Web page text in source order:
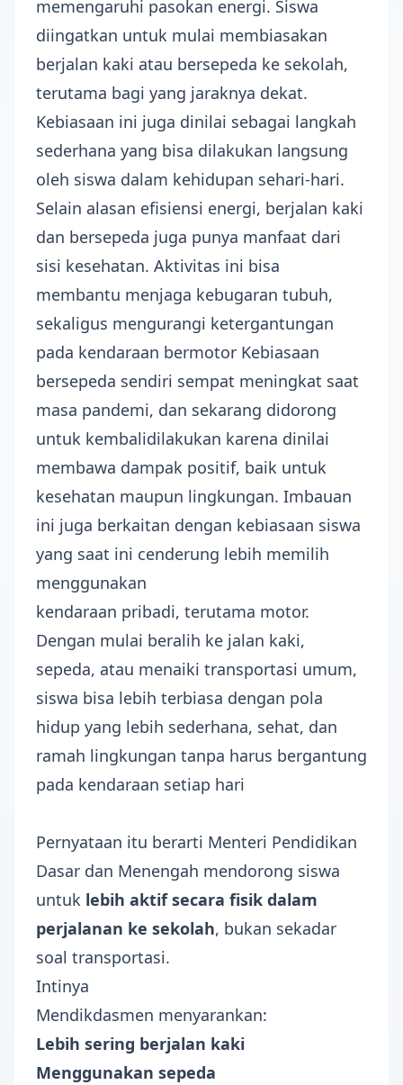
memengaruhi pasokan energi. Siswa
diingatkan untuk mulai membiasakan
berjalan kaki atau bersepeda ke sekolah,
terutama bagi yang jaraknya dekat.
Kebiasaan ini juga dinilai sebagai langkah
sederhana yang bisa dilakukan langsung
oleh siswa dalam kehidupan sehari-hari.
Selain alasan efisiensi energi, berjalan kaki
dan bersepeda juga punya manfaat dari
sisi kesehatan. Aktivitas ini bisa
membantu menjaga kebugaran tubuh,
sekaligus mengurangi ketergantungan
pada kendaraan bermotor Kebiasaan
bersepeda sendiri sempat meningkat saat
masa pandemi, dan sekarang didorong
untuk kembalidilakukan karena dinilai
membawa dampak positif, baik untuk
kesehatan maupun lingkungan. Imbauan
ini juga berkaitan dengan kebiasaan siswa
yang saat ini cenderung lebih memilih
menggunakan
kendaraan pribadi, terutama motor.
Dengan mulai beralih ke jalan kaki,
sepeda, atau menaiki transportasi umum,
siswa bisa lebih terbiasa dengan pola
hidup yang lebih sederhana, sehat, dan
ramah lingkungan tanpa harus bergantung
pada kendaraan setiap hari
Pernyataan itu berarti Menteri Pendidikan
Dasar dan Menengah mendorong siswa
untuk lebih aktif secara fisik dalam
perjalanan ke sekolah, bukan sekadar
soal transportasi.
Intinya
Mendikdasmen menyarankan:
Lebih sering berjalan kaki
Menggunakan sepeda